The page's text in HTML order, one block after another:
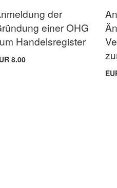
der
einer OHG
Handelsregister
8.00